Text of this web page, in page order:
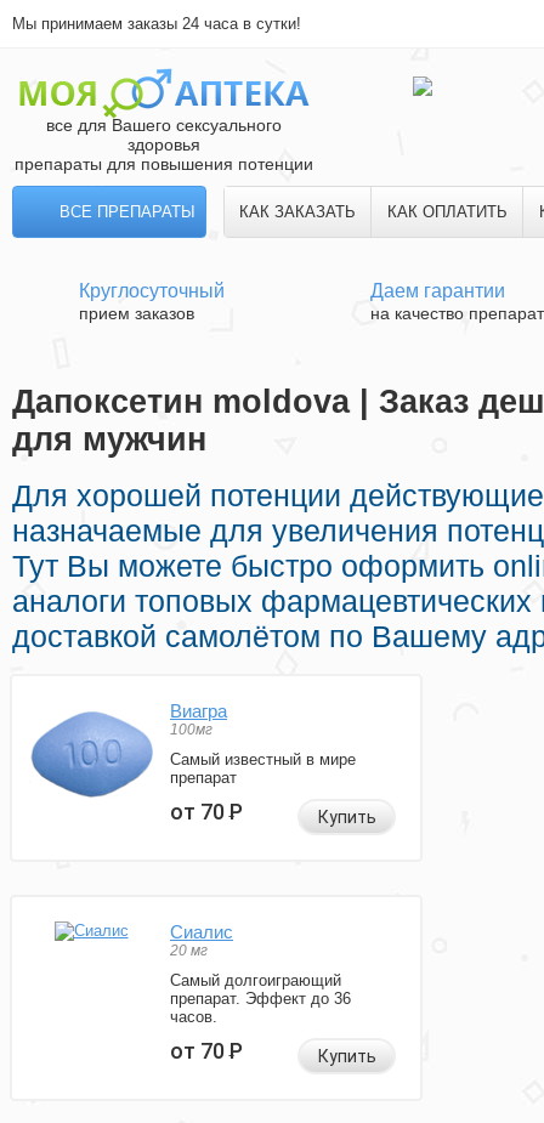
Мы принимаем заказы 24 часа в сутки!
все для Вашего сексуального
здоровья
препараты для повышения потенции
ВСЕ ПРЕПАРАТЫ КАК ЗАКАЗАТЬ КАК ОПЛАТИТЬ
Круглосуточный
прием заказов
Даем гарантии
на качество
Дапоксетин moldova | Заказ
для мужчин
Для хорошей потенции
назначаемые для увеличения
Тут Вы можете быстро оформить
аналоги топовых фармацевтических
доставкой самолётом по Вашему
Виагра
100мг
Самый известный в мире
препарат
от 70Р Купить
Сиалис
20 мг
Самый долгоиграющий
препарат. Эффект до 36
часов.
от 70Р Купить